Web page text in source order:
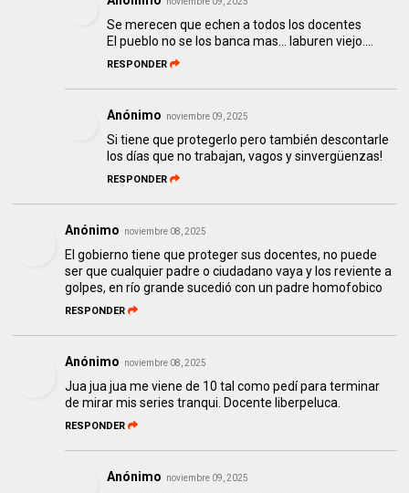
Se merecen que echen a todos los docentes
El pueblo no se los banca mas... laburen viejo....
RESPONDER
Anónimo noviembre 09, 2025
Si tiene que protegerlo pero también descontarle
los días que no trabajan, vagos y sinvergüenzas!
RESPONDER
Anónimo noviembre 08, 2025
El gobierno tiene que proteger sus docentes, no puede
ser que cualquier padre o ciudadano vaya y los reviente a
golpes, en río grande sucedió con un padre homofobico
RESPONDER
Anónimo noviembre 08, 2025
Jua jua jua me viene de 10 tal como pedí para terminar
de mirar mis series tranqui. Docente liberpeluca.
RESPONDER
Anónimo noviembre 09, 2025